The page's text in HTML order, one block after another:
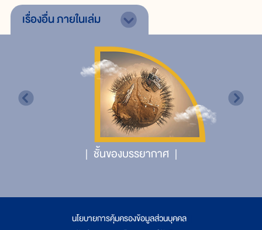
เรื่องอื่นภายในเล่ม
ชั้นของบรรยากาศ
นโยบายการคุ้มครองข้อมูลส่วนบุคคล